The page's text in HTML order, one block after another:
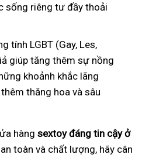
sống riêng tư đầy thoải
tính LGBT (Gay, Les,
giúp tăng thêm sự nồng
khoảnh khắc lãng
thăng hoa và sâu
hàng sextoy đáng tin cậy ở
toàn và chất lượng, hãy cân